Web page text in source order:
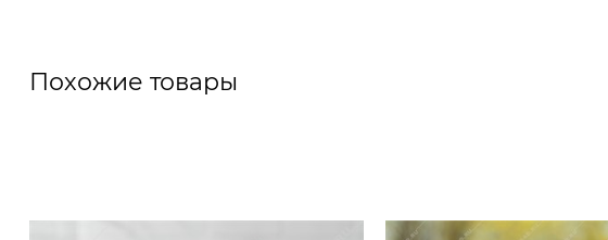
Похожие товары